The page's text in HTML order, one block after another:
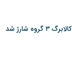
کالابرگ ۳ گروه شارژ شد